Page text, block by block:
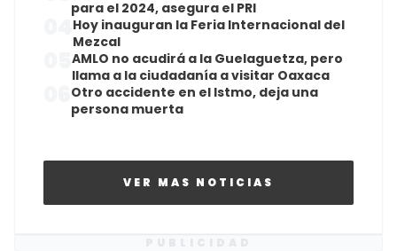
para el 2024, asegura el PRI
Hoy inauguran la Feria Internacional del
Mezcal
AMLO no acudirá a la Guelaguetza, pero
llama a la ciudadanía a visitar Oaxaca
Otro accidente en el Istmo, deja una
persona muerta
VER MAS NOTICIAS